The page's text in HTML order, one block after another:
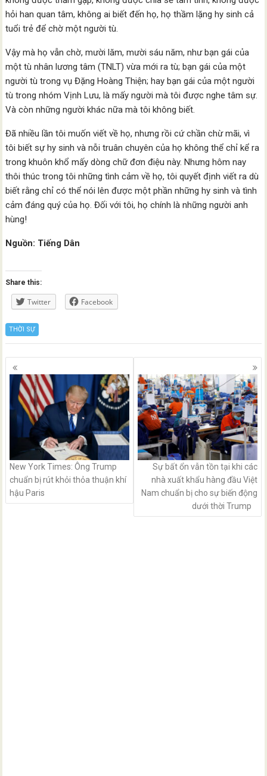
hỏi han quan tâm, không ai biết đến họ, họ thầm lặng hy sinh cả
tuổi trẻ để chờ một người tù.
Vậy mà họ vẫn chờ, mười lăm, mười sáu năm, như bạn gái của
một tù nhân lương tâm (TNLT) vừa mới ra tù; bạn gái của một
người tù trong vụ Đặng Hoàng Thiện; hay bạn gái của một người
tù trong nhóm Vịnh Lưu, là mấy người mà tôi được nghe tâm sự.
Và còn những người khác nữa mà tôi không biết.
Đã nhiều lần tôi muốn viết về họ, nhưng rồi cứ chần chừ mãi, vì
tôi biết sự hy sinh và nỗi truân chuyên của họ không thể chỉ kể ra
trong khuôn khổ mấy dòng chữ đơn điệu này. Nhưng hôm nay
thôi thúc trong tôi những tình cảm về họ, tôi quyết định viết ra dù
biết rằng chỉ có thể nói lên được một phần những hy sinh và tình
cảm đáng quý của họ. Đối với tôi, họ chính là những người anh
hùng!
Nguồn: Tiếng Dân
Share this:
Twitter Facebook
THỜI SỰ
Posts
navigation
New York Times: Ông Trump
chuẩn bị rút khỏi thỏa thuận khí
hậu Paris
Sự bất ổn vẫn tồn tại khi các
nhà xuất khẩu hàng đầu Việt
Nam chuẩn bị cho sự biến động
dưới thời Trump